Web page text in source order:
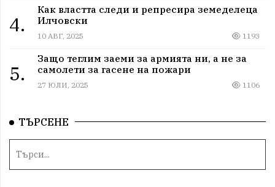
4.
Как властта следи и репресира земеделеца
Илчовски
10 АВГ, 2025 1193
5.
Защо теглим заеми за армията ни, а не за
самолети за гасене на пожари
27 ЮЛИ, 2025 1106
ТЪРСЕНЕ